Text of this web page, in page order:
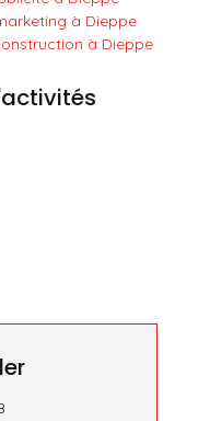
à Dieppe
à Dieppe